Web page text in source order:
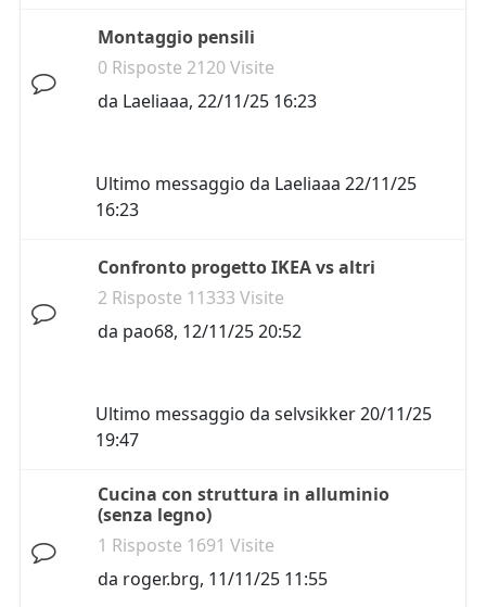
Montaggio pensili
0 Risposte 2120 Visite
da Laeliaaa, 22/11/25 16:23
Ultimo messaggio da Laeliaaa 22/11/25
16:23
Confronto progetto IKEA vs altri
2 Risposte 11333 Visite
da pao68, 12/11/25 20:52
Ultimo messaggio da selvsikker20/11/25
19:47
Cucina con struttura in alluminio
(senza legno)
1 Risposte 1691 Visite
da roger.brg, 11/11/25 11:55